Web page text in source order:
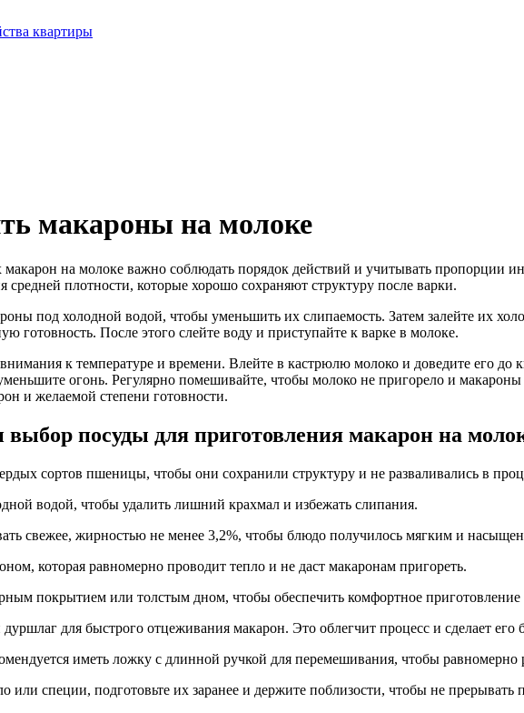
квартиры
макароны на молоке
на молоке важно соблюдать порядок действий и учитывать пропорции
плотности, которые хорошо сохраняют структуру после варки.
под холодной водой, чтобы уменьшить их слипаемость. Затем залейте их
готовность. После этого слейте воду и приступайте к варке в молоке.
к температуре и времени. Влейте в кастрюлю молоко и доведите его
огонь. Регулярно помешивайте, чтобы молоко не пригорело и
и желаемой степени готовности.
выбор посуды для приготовления макарон на
сортов пшеницы, чтобы они сохранили структуру и не разваливались в
водой, чтобы удалить лишний крахмал и избежать слипания.
свежее, жирностью не менее 3,2%, чтобы блюдо получилось мягким и
которая равномерно проводит тепло и не даст макаронам пригореть.
покрытием или толстым дном, чтобы обеспечить комфортное
для быстрого отцеживания макарон. Это облегчит процесс и сделает его
иметь ложку с длинной ручкой для перемешивания, чтобы
или специи, подготовьте их заранее и держите поблизости, чтобы не прерывать